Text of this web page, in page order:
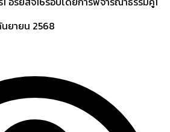
ยายน 2568